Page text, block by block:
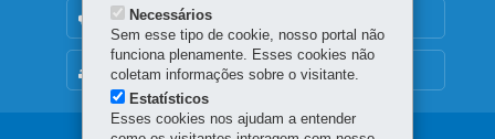
MAPA DO SITE
OUVIDORIA
Necessários
Sem esse tipo de cookie, nosso portal não
funciona plenamente. Esses cookies não
coletam informações sobre o visitante.
Estatísticos
Esses cookies nos ajudam a entender